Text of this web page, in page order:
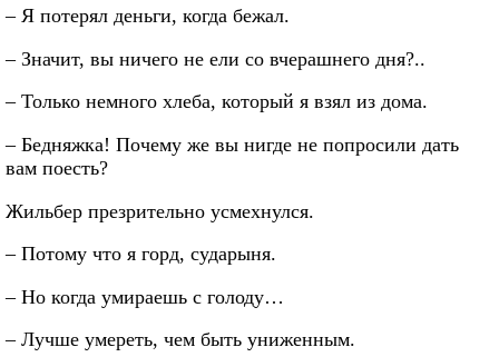
– Я потерял деньги, когда бежал.
– Значит, вы ничего не ели со вчерашнего дня?..
– Только немного хлеба, который я взял из дома.
– Бедняжка! Почему же вы нигде не попросили дать
вам поесть?
Жильбер презрительно усмехнулся.
– Потому что я горд, сударыня.
– Но когда умираешь с голоду…
– Лучше умереть, чем быть униженным.